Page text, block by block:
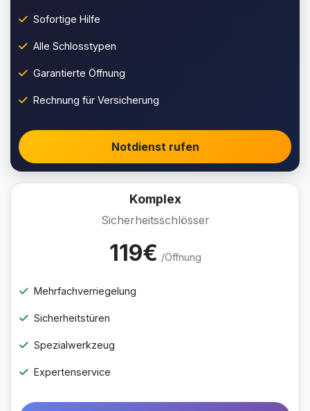
Sofortige Hilfe
Alle Schlosstypen
Garantierte Öffnung
Rechnung für Versicherung
Notdienst rufen
Komplex
Sicherheitsschlösser
119€ /Öffnung
Mehrfachverriegelung
Sicherheitstüren
Spezialwerkzeug
Expertenservice